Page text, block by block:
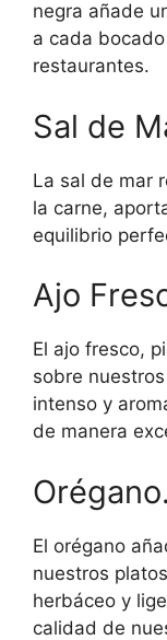
negra añade
a cada
restaurantes.
Sal de
La sal de mar
la carne,
equilibrio
Ajo
El ajo fresco,
sobre
intenso y
de manera
Orégano.
El orégano
nuestros
herbáceo y
calidad de